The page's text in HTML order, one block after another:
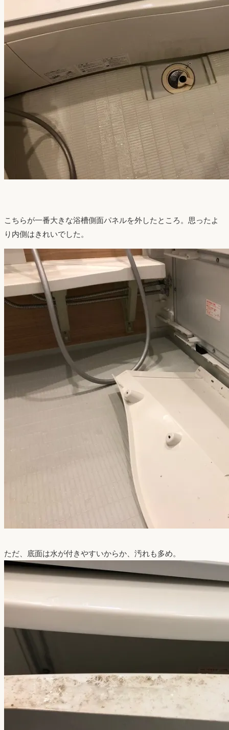
こちらが一番大きな浴槽側面パネルを外したところ。思ったよ
り内側はきれいでした。
ただ、底面は水が付きやすいからか、汚れも多め。